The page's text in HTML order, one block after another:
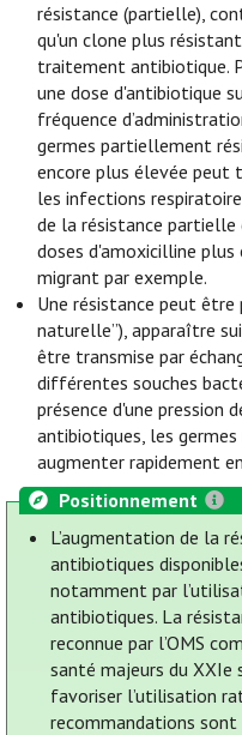
résistance (partielle),
qu'un clone plus
traitement antibiotique.
une dose d'antibiotique
fréquence
germes partiellement
encore plus élevée peut
les infections
de la résistance partielle
doses d'amoxicilline plus
migrant par exemple.
Une résistance peut
naturelle”), apparaître
être transmise par
différentes souches
présence d'une pression
antibiotiques, les
augmenter rapidement
Positionnement
L’augmentation de la
antibiotiques
notamment par
antibiotiques. La
reconnue par l’OMS
santé majeurs du XXIe
favoriser l’utilisation
recommandations